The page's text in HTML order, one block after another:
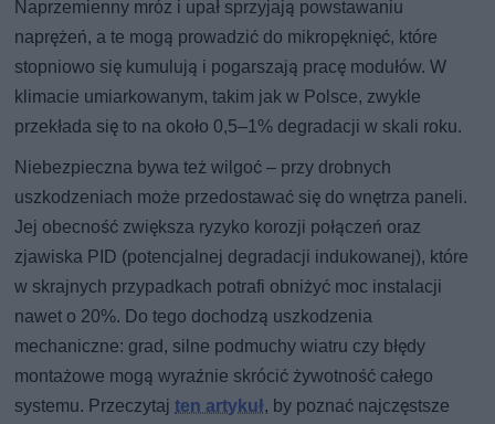
Naprzemienny mróz i upał sprzyjają powstawaniu
naprężeń, a te mogą prowadzić do mikropęknięć, które
stopniowo się kumulują i pogarszają pracę modułów. W
klimacie umiarkowanym, takim jak w Polsce, zwykle
przekłada się to na około 0,5–1% degradacji w skali roku.
Niebezpieczna bywa też wilgoć – przy drobnych
uszkodzeniach może przedostawać się do wnętrza paneli.
Jej obecność zwiększa ryzyko korozji połączeń oraz
zjawiska PID (potencjalnej degradacji indukowanej), które
w skrajnych przypadkach potrafi obniżyć moc instalacji
nawet o 20%. Do tego dochodzą uszkodzenia
mechaniczne: grad, silne podmuchy wiatru czy błędy
montażowe mogą wyraźnie skrócić żywotność całego
systemu. Przeczytajten artykuł, by poznać najczęstsze